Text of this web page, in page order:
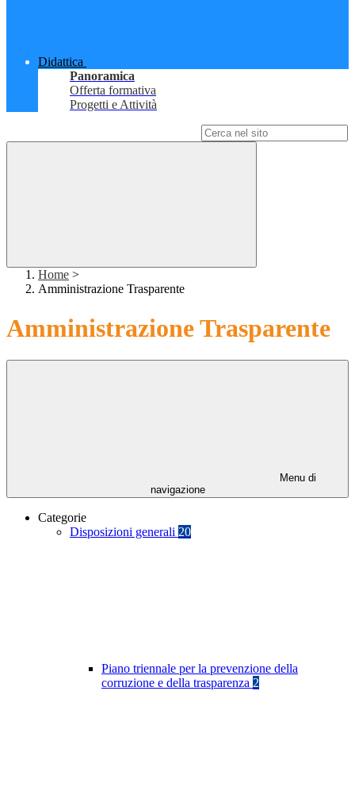
Didattica
Panoramica
Offerta formativa
Progetti e Attività
Home >
Amministrazione Trasparente
Amministrazione Trasparente
Menu di
navigazione
Categorie
Disposizioni generali 20
Piano triennale per la prevenzione della
corruzione e della trasparenza 2